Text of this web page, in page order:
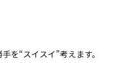
を“スイスイ”考えます。